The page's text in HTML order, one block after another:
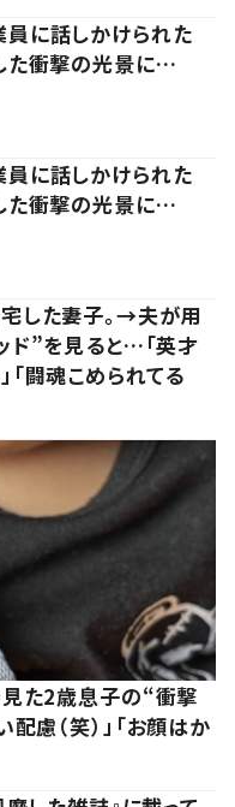
に話しかけられた
た衝撃の光景に…
に話しかけられた
た衝撃の光景に…
した妻子。→夫が用
ド”を見ると…「英才
闘魂こめられてる
見た2歳息子の“衝撃
慮（笑）」「お顔はか